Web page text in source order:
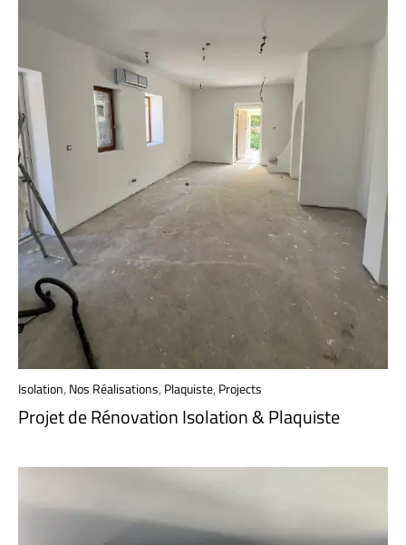
Isolation, Nos Réalisations, Plaquiste, Projects
Projet de Rénovation Isolation & Plaquiste